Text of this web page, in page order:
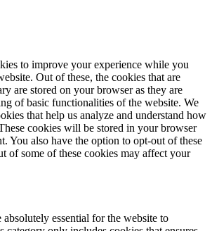
to improve your experience while you
Out of these, the cookies that are
are stored on your browser as they are
of basic functionalities of the website. We
that help us analyze and understand how
cookies will be stored in your browser
You also have the option to opt-out of these
of some of these cookies may affect your
absolutely essential for the website to